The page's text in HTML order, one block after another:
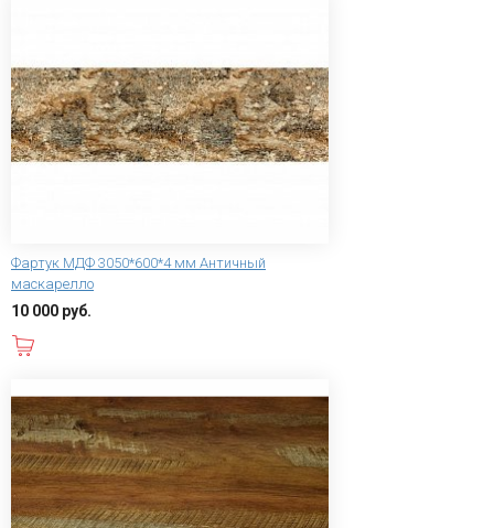
Фартук МДФ 3050*600*4 мм Античный
маскарелло
10 000 руб.